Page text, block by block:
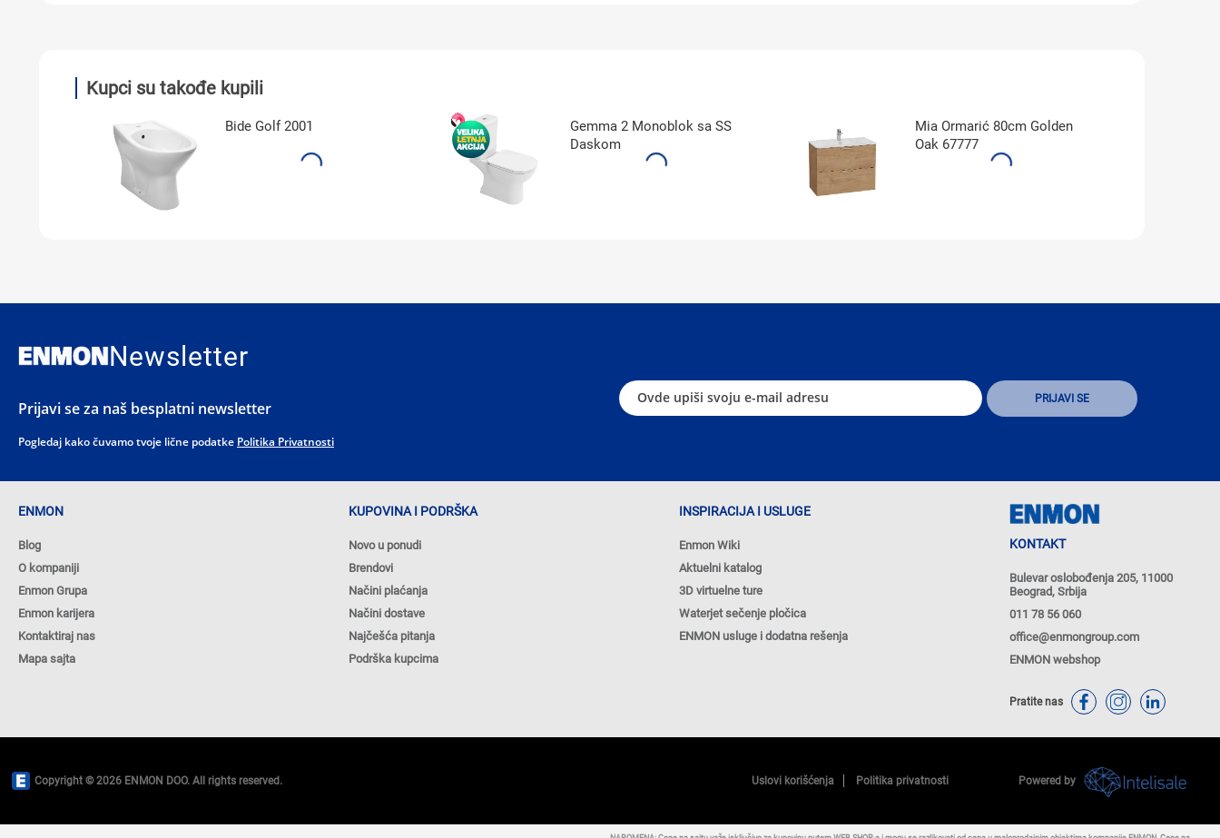
Kupci su takođe kupili
Bide Golf 2001
Gemma 2 Monoblok sa SS
Daskom
Mia Ormarić 80cm Golden
Oak 67777
Newsletter
Prijavi se za naš besplatni newsletter
Pogledaj kako čuvamo tvoje lične podatke Politika Privatnosti
ENMON
Blog
O kompaniji
Enmon Grupa
Enmon karijera
Kontaktiraj nas
Mapa sajta
KUPOVINA I PODRŠKA
Novo u ponudi
Brendovi
Načini plaćanja
Načini dostave
Najčešća pitanja
Podrška kupcima
INSPIRACIJA I USLUGE
Enmon Wiki
Aktuelni katalog
3D virtuelne ture
Waterjet sečenje pločica
ENMON usluge i dodatna rešenja
KONTAKT
Bulevar oslobođenja 205, 11000
Beograd, Srbija
011 78 56 060
office@enmongroup.com
ENMON webshop
Pratite nas
Copyright © 2026 ENMON DOO. All rights reserved. Uslovi korišćenja Politika privatnosti Powered by